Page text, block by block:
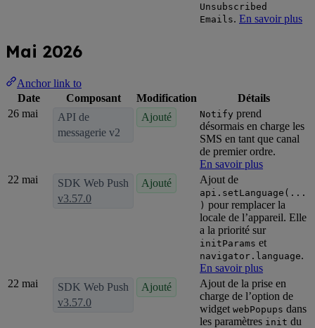
Unsubscribed
Emails. En savoir plus
Mai 2026
Anchor link to
Date
Composant Modification
Détails
26 mai
API de
messagerie v2
Ajouté Notify prend
désormais en charge les
SMS en tant que canal
de premier ordre.
En savoir plus
22 mai
SDK Web Push
v3.57.0
Ajouté Ajout de
api.setLanguage(...
) pour remplacer la
locale de l’appareil. Elle
a la priorité sur
initParams et
navigator.language.
En savoir plus
22 mai
SDK Web Push
v3.57.0
Ajouté
Ajout de la prise en
charge de l’option de
widget webPopups dans
les paramètres init du